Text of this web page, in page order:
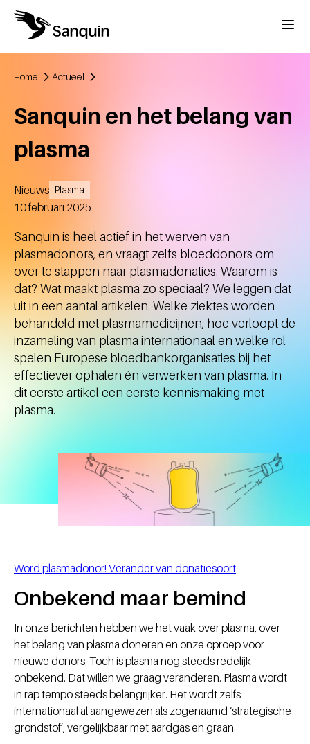
Overslaan en naar de inhoud gaan
Menu
Home Actueel
Sanquin en het belang van
plasma
Nieuws Plasma
Aangemaakt
10 februari 2025
Sanquin is heel actief in het werven van
plasmadonors, en vraagt zelfs bloeddonors om
over te stappen naar plasmadonaties. Waarom is
dat? Wat maakt plasma zo speciaal? We leggen dat
uit in een aantal artikelen. Welke ziektes worden
behandeld met plasmamedicijnen, hoe verloopt de
inzameling van plasma internationaal en welke rol
spelen Europese bloedbankorganisaties bij het
effectiever ophalen én verwerken van plasma. In
dit eerste artikel een eerste kennismaking met
plasma.
Word plasmadonor! Verander van donatiesoort
Onbekend maar bemind
In onze berichten hebben we het vaak over plasma, over
het belang van plasma doneren en onze oproep voor
nieuwe donors. Toch is plasma nog steeds redelijk
onbekend. Dat willen we graag veranderen. Plasma wordt
in rap tempo steeds belangrijker. Het wordt zelfs
internationaal al aangewezen als zogenaamd ‘strategische
grondstof’, vergelijkbaar met aardgas en graan.